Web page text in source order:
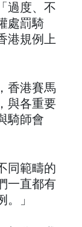
過度、不
處罰騎
港規例上
香港賽馬
與各重要
騎師會
同範疇的
一直都有
。」